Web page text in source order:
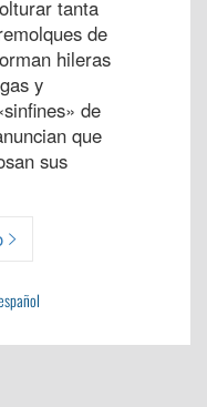
tanta
de
hileras
y
de
que
sus